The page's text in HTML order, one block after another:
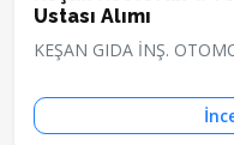
Ustası Alımı
KEŞAN GIDA İNŞ.